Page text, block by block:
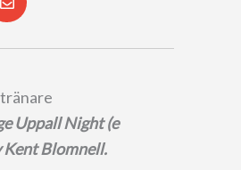
Uppall Night (e
Kent Blomnell.